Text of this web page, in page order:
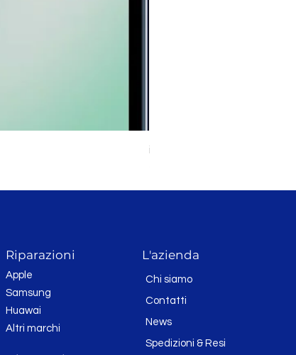
iPhone 11 128GB Bianco
Riparazioni
Apple
Samsung
Huawai
Altri marchi
L'azienda
Chi siamo
Contatti
News
Spedizioni & Resi